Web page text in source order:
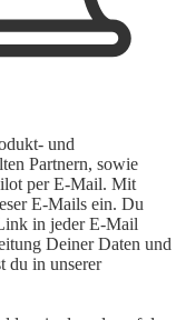
und
Partnern, sowie
per E-Mail. Mit
E-Mails ein. Du
in jeder E-Mail
Deiner Daten und
du in unserer